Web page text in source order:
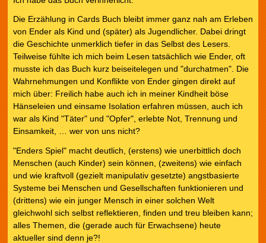
Die Erzählung in Cards Buch bleibt immer ganz nah am Erleben
von Ender als Kind und (später) als Jugendlicher. Dabei dringt
die Geschichte unmerklich tiefer in das Selbst des Lesers.
Teilweise fühlte ich mich beim Lesen tatsächlich wie Ender, oft
musste ich das Buch kurz beiseitelegen und "durchatmen". Die
Wahrnehmungen und Konflikte von Ender gingen direkt auf
mich über: Freilich habe auch ich in meiner Kindheit böse
Hänseleien und einsame Isolation erfahren müssen, auch ich
war als Kind "Täter" und "Opfer", erlebte Not, Trennung und
Einsamkeit, … wer von uns nicht?
"Enders Spiel" macht deutlich, (erstens) wie unerbittlich doch
Menschen (auch Kinder) sein können, (zweitens) wie einfach
und wie kraftvoll (gezielt manipulativ gesetzte) angstbasierte
Systeme bei Menschen und Gesellschaften funktionieren und
(drittens) wie ein junger Mensch in einer solchen Welt
gleichwohl sich selbst reflektieren, finden und treu bleiben kann;
alles Themen, die (gerade auch für Erwachsene) heute
aktueller sind denn je?!